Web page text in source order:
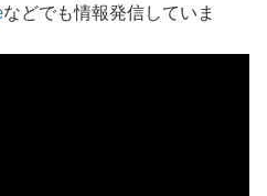
などでも情報発信していま